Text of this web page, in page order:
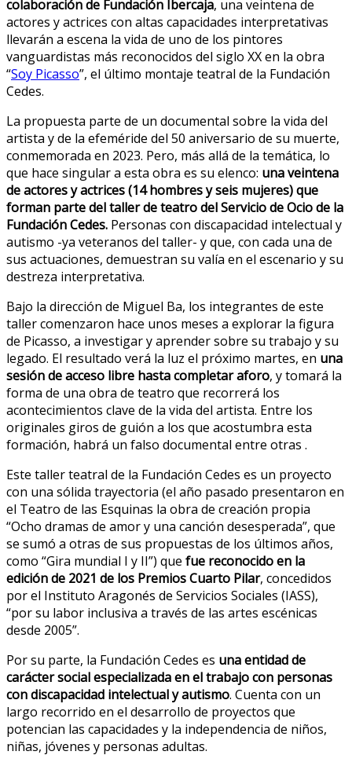
colaboración de Fundación Ibercaja, una veintena de
actores y actrices con altas capacidades interpretativas
llevarán a escena la vida de uno de los pintores
vanguardistas más reconocidos del siglo XX en la obra
“Soy Picasso”, el último montaje teatral de la Fundación
Cedes.
La propuesta parte de un documental sobre la vida del
artista y de la efeméride del 50 aniversario de su muerte,
conmemorada en 2023. Pero, más allá de la temática, lo
que hace singular a esta obra es su elenco: una veintena
de actores y actrices (14 hombres y seis mujeres) que
forman parte del taller de teatro del Servicio de Ocio de la
Fundación Cedes. Personas con discapacidad intelectual y
autismo -ya veteranos del taller- y que, con cada una de
sus actuaciones, demuestran su valía en el escenario y su
destreza interpretativa.
Bajo la dirección de Miguel Ba, los integrantes de este
taller comenzaron hace unos meses a explorar la figura
de Picasso, a investigar y aprender sobre su trabajo y su
legado. El resultado verá la luz el próximo martes, en una
sesión de acceso libre hasta completar aforo, y tomará la
forma de una obra de teatro que recorrerá los
acontecimientos clave de la vida del artista. Entre los
originales giros de guión a los que acostumbra esta
formación, habrá un falso documental entre otras .
Este taller teatral de la Fundación Cedes es un proyecto
con una sólida trayectoria (el año pasado presentaron en
el Teatro de las Esquinas la obra de creación propia
“Ocho dramas de amor y una canción desesperada”, que
se sumó a otras de sus propuestas de los últimos años,
como “Gira mundial I y II”) que fue reconocido en la
edición de 2021 de los Premios Cuarto Pilar, concedidos
por el Instituto Aragonés de Servicios Sociales (IASS),
“por su labor inclusiva a través de las artes escénicas
desde 2005”.
Por su parte, la Fundación Cedes es una entidad de
carácter social especializada en el trabajo con personas
con discapacidad intelectual y autismo. Cuenta con un
largo recorrido en el desarrollo de proyectos que
potencian las capacidades y la independencia de niños,
niñas, jóvenes y personas adultas.